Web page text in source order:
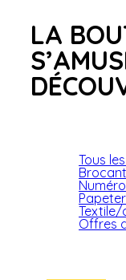
LA
Tous
Textile/
Offres